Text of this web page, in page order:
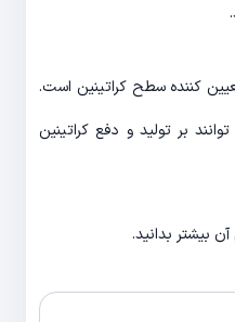
کننده سطح کراتینین است.
بر تولید و دفع کراتینین
بیشتر بدانید.